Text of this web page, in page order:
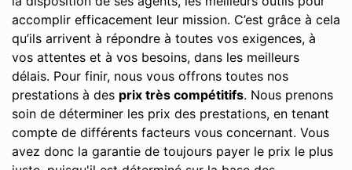
accomplir efficacement leur mission. C’est grâce à cela
qu’ils arrivent à répondre à toutes vos exigences, à
vos attentes et à vos besoins, dans les meilleurs
délais. Pour finir, nous vous offrons toutes nos
prestations à des prix très compétitifs. Nous prenons
soin de déterminer les prix des prestations, en tenant
compte de différents facteurs vous concernant. Vous
avez donc la garantie de toujours payer le prix le plus